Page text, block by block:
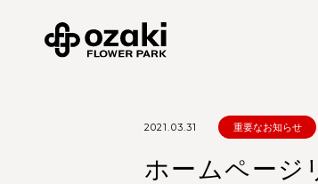
2021.03.31 重要なお知らせ
ホームページ